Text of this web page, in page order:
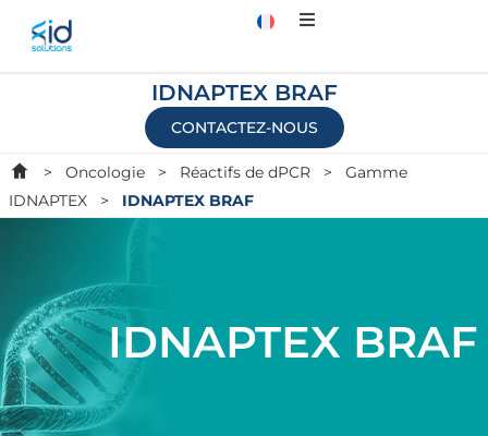
IDNAPTEX BRAF
CONTACTEZ-NOUS
> Oncologie > Réactifs de dPCR >
Gamme
IDNAPTEX
> IDNAPTEX BRAF
IDNAPTEX BRAF